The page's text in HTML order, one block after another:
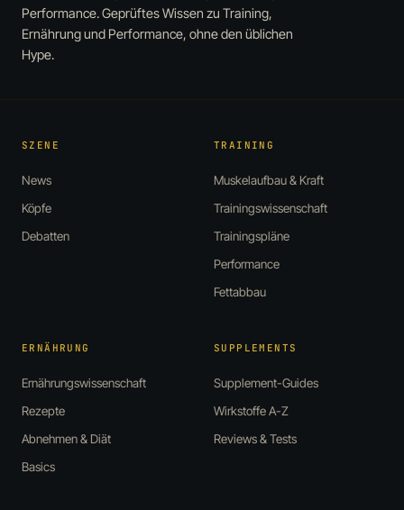
Performance. Geprüftes Wissen zu Training,
Ernährung und Performance, ohne den üblichen
Hype.
SZENE
News
Köpfe
Debatten
TRAINING
Muskelaufbau & Kraft
Trainingswissenschaft
Trainingspläne
Performance
Fettabbau
ERNÄHRUNG
Ernährungswissenschaft
Rezepte
Abnehmen & Diät
Basics
SUPPLEMENTS
Supplement-Guides
Wirkstoffe A-Z
Reviews & Tests